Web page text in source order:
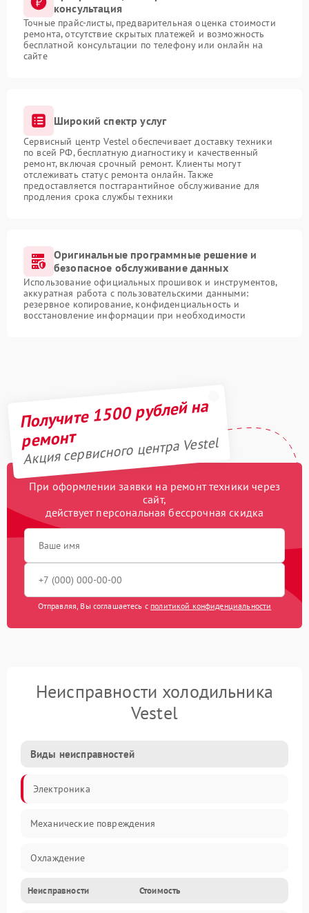
консультация
Точные прайс-листы, предварительная оценка стоимости
ремонта, отсутствие скрытых платежей и возможность
бесплатной консультации по телефону или онлайн на
сайте
Широкий спектр услуг
Сервисный центр Vestel обеспечивает доставку техники
по всей РФ, бесплатную диагностику и качественный
ремонт, включая срочный ремонт. Клиенты могут
отслеживать статус ремонта онлайн. Также
предоставляется постгарантийное обслуживание для
продления срока службы техники
Оригинальные программные решение и
безопасное обслуживание данных
Использование официальных прошивок и инструментов,
аккуратная работа с пользовательскими данными:
резервное копирование, конфиденциальность и
восстановление информации при необходимости
Получите 1500 рублей на
ремонт
Акция сервисного центра Vestel
При оформлении заявки на ремонт техники через
сайт,
действует персональная бессрочная скидка
Отправляя, Вы соглашаетесь с политикой конфиденциальности
Неисправности холодильника
Vestel
Виды неисправностей
Электроника
Механические повреждения
Охлаждение
Механика
Неисправности Стоимость